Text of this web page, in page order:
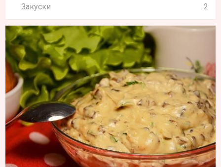
Закуски 2